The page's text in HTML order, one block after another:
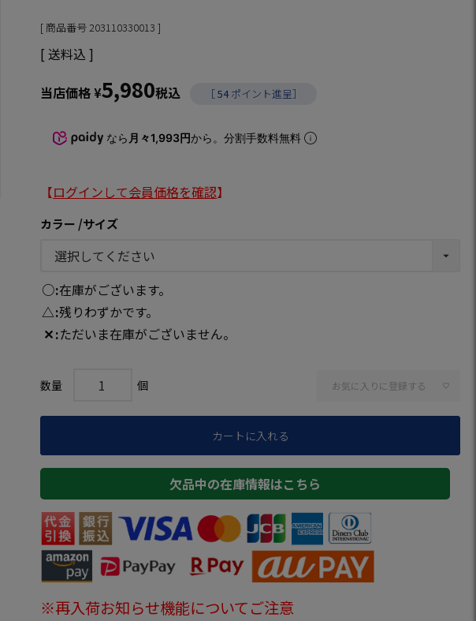
商品番号203110330013
送料込
当店価格¥5,980税込 ［54 ポイント進呈］
なら 月々1,993円から。分割手数料無料
【ログインして会員価格を確認】
カラー サイズ
○ 在庫がございます。
△ 残りわずかです。
✕ ただいま在庫がございません。
お気に入りに登録する
カートに入れる
欠品中の在庫情報はこちら
※再入荷お知らせ機能についてご注意